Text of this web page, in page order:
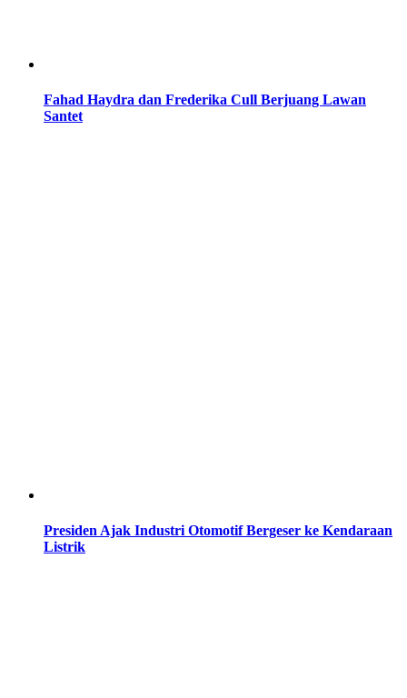
Fahad Haydra dan Frederika Cull Berjuang Lawan
Santet
Presiden Ajak Industri Otomotif Bergeser ke Kendaraan
Listrik